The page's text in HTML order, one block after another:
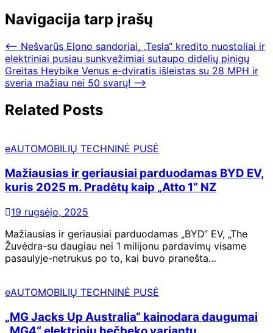
Navigacija tarp įrašų
⟵ Nešvarūs Elono sandoriai, „Tesla“ kredito nuostoliai ir
elektriniai pusiau sunkvežimiai sutaupo didelių pinigų
Greitas Heybike Venus e-dviratis išleistas su 28 MPH ir
sveria mažiau nei 50 svarų! ⟶
Related Posts
eAUTOMOBILIŲ TECHNINĖ PUSĖ
Mažiausias ir geriausiai parduodamas BYD EV,
kuris 2025 m. Pradėtų kaip „Atto 1“ NZ
19 rugsėjo, 2025
Mažiausias ir geriausiai parduodamas „BYD“ EV, „The
Žuvėdra-su daugiau nei 1 milijonu pardavimų visame
pasaulyje-netrukus po to, kai buvo pranešta…
eAUTOMOBILIŲ TECHNINĖ PUSĖ
„MG Jacks Up Australia“ kainodara daugumai